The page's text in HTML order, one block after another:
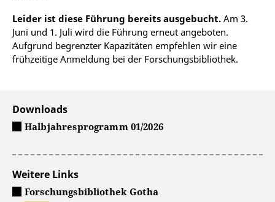
Leider ist diese Führung bereits ausgebucht. Am 3.
Juni und 1. Juli wird die Führung erneut angeboten.
Aufgrund begrenzter Kapazitäten empfehlen wir eine
frühzeitige Anmeldung bei der Forschungsbibliothek.
Downloads
Halbjahresprogramm 01/2026
Weitere Links
Forschungsbibliothek Gotha